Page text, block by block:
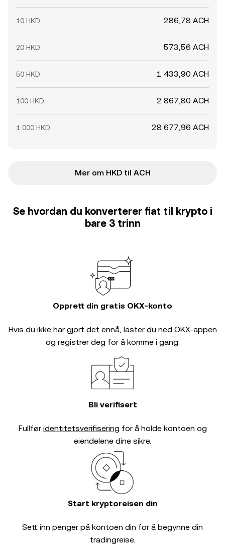
10 HKD 286,78 ACH
20 HKD 573,56 ACH
50 HKD 1 433,90 ACH
100 HKD 2 867,80 ACH
1 000 HKD 28 677,96 ACH
Mer om HKD til ACH
Se hvordan du konverterer fiat til krypto i
bare 3 trinn
Opprett din gratis OKX-konto
Hvis du ikke har gjort det ennå, laster du ned OKX-appen
og registrer deg for å komme i gang.
Bli verifisert
Fullfør identitetsverifisering for å holde kontoen og
eiendelene dine sikre.
Start kryptoreisen din
Sett inn penger på kontoen din for å begynne din
tradingreise.